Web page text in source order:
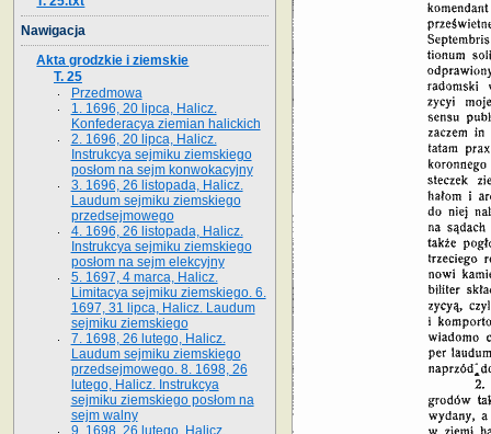
Nawigacja
Akta grodzkie i ziemskie
T. 25
Przedmowa
1. 1696, 20 lipca, Halicz.
Konfederacya ziemian halickich
2. 1696, 20 lipca, Halicz.
Instrukcya sejmiku ziemskiego
posłom na sejm konwokacyjny
3. 1696, 26 listopada, Halicz.
Laudum sejmiku ziemskiego
przedsejmowego
4. 1696, 26 listopada, Halicz.
Instrukcya sejmiku ziemskiego
posłom na sejm elekcyjny
5. 1697, 4 marca, Halicz.
Limitacya sejmiku ziemskiego. 6.
1697, 31 lipca, Halicz. Laudum
sejmiku ziemskiego
7. 1698, 26 lutego, Halicz.
Laudum sejmiku ziemskiego
przedsejmowego. 8. 1698, 26
lutego, Halicz. Instrukcya
sejmiku ziemskiego posłom na
sejm walny
9. 1698, 26 lutego, Halicz.